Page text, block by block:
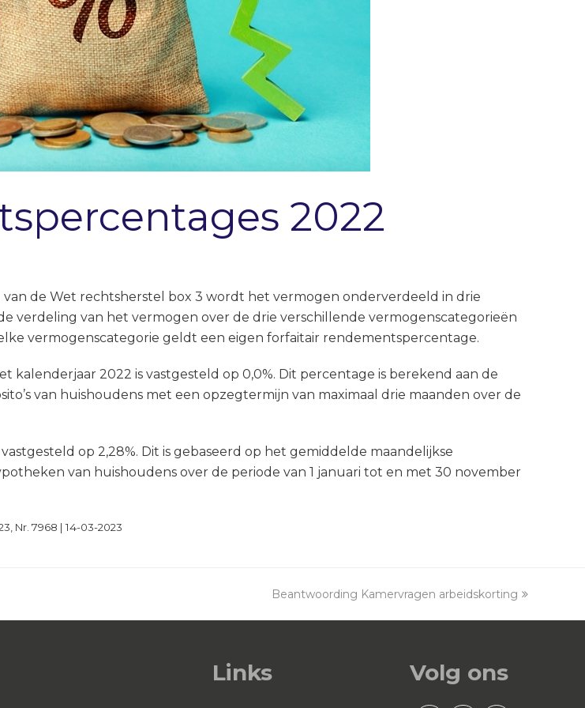
2022
de Wet rechtsherstel box 3 wordt het vermogen onderverdeeld in drie
verdeling van het vermogen over de drie verschillende vermogenscategorieën
vermogenscategorie geldt een eigen forfaitair rendementspercentage.
2022 is vastgesteld op 0,0%. Dit percentage is berekend aan de
van huishoudens met een opzegtermijn van maximaal drie maanden over de
op 2,28%. Dit is gebaseerd op het gemiddelde maandelijkse
van huishoudens over de periode van 1 januari tot en met 30 november
Nr. 7968 | 14-03-2023
next
Beantwoording Kamervragen arbeidskorting
Links Volg ons